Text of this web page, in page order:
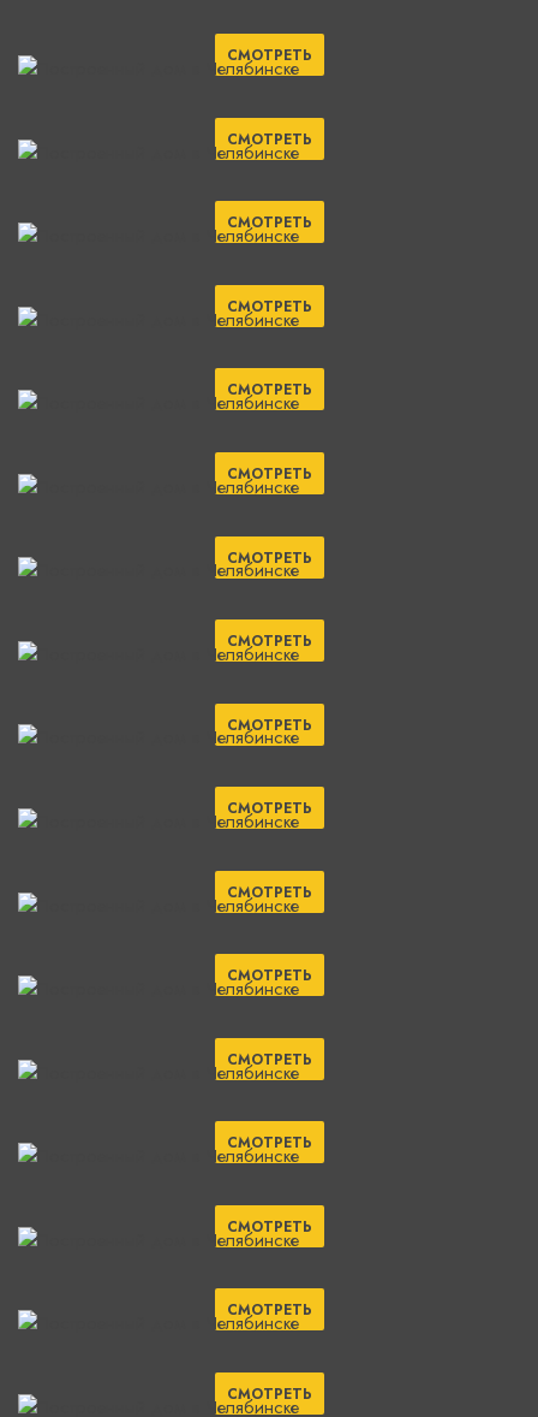
СМОТРЕТЬ
СМОТРЕТЬ
СМОТРЕТЬ
СМОТРЕТЬ
СМОТРЕТЬ
СМОТРЕТЬ
СМОТРЕТЬ
СМОТРЕТЬ
СМОТРЕТЬ
СМОТРЕТЬ
СМОТРЕТЬ
СМОТРЕТЬ
СМОТРЕТЬ
СМОТРЕТЬ
СМОТРЕТЬ
СМОТРЕТЬ
СМОТРЕТЬ